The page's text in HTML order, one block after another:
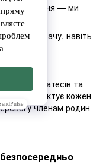
замовлення — ми
отримувачу, навіть
делікатесів та
комплектує кожен
членам родин